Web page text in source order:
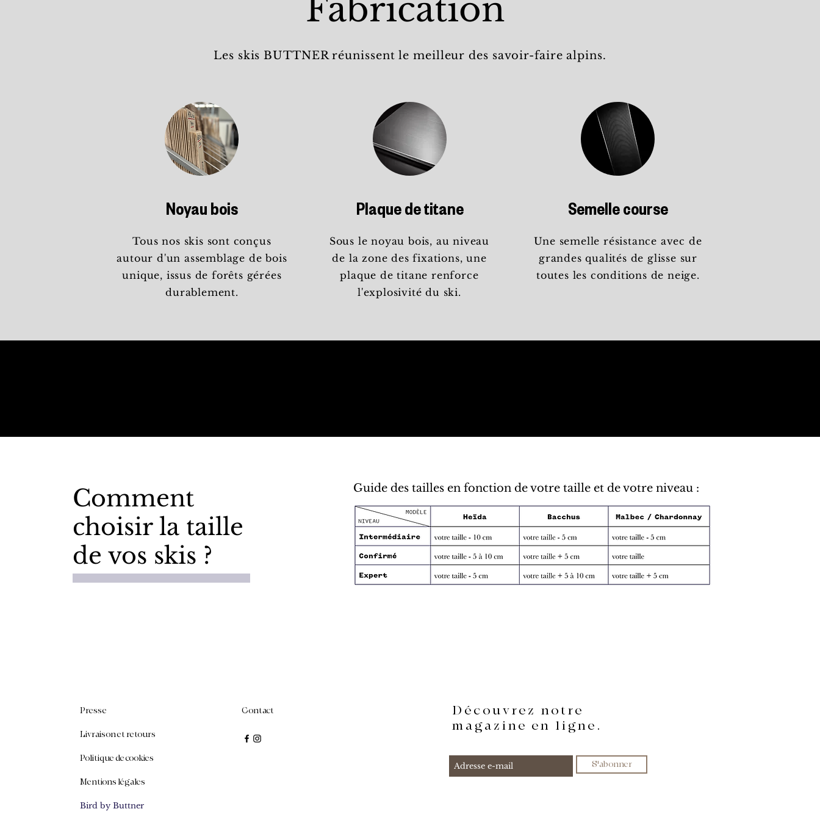
Fabrication
Les skis BUTTNER réunissent le meilleur des savoir-faire alpins.
Noyau bois
Tous nos skis sont conçus
autour d'un assemblage de bois
unique, issus de forêts gérées
durablement.
Plaque de titane
Sous le noyau bois, au niveau
de la zone des fixations, une
plaque de titane renforce
l'explosivité du ski.
Semelle course
Une semelle résistance avec de
grandes qualités de glisse sur
toutes les conditions de neige.
Comment
choisir la taille
de vos skis ?
Guide des tailles en fonction de votre taille et de votre niveau :
Presse
Livraison et retours
Politique de cookies
Mentions légales
Bird by Buttner
Contact
Découvrez notre
magazine en ligne.
S'abonner